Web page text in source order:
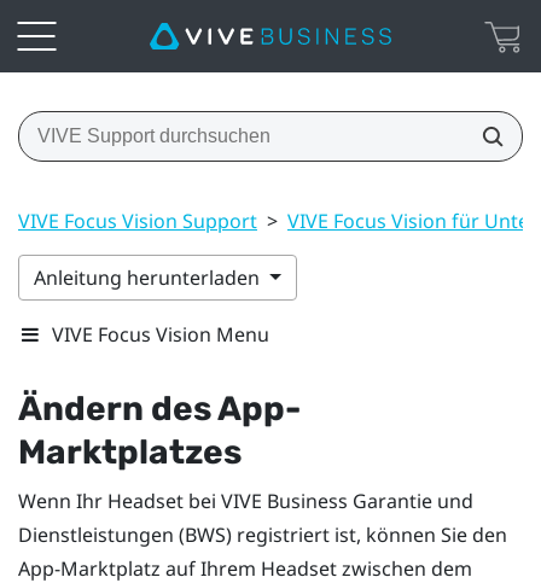
VIVE Focus Vision Support > VIVE Focus Vision für
Anleitung herunterladen
VIVE Focus Vision Menu
Ändern des App-
Marktplatzes
Wenn Ihr Headset bei VIVE Business Garantie und
Dienstleistungen (BWS) registriert ist, können Sie den
App-Marktplatz auf Ihrem Headset zwischen dem